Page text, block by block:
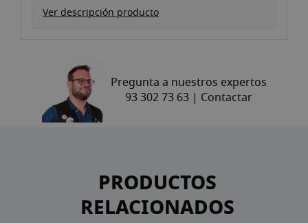
Ver descripción producto
Pregunta a nuestros expertos
93 302 73 63 | Contactar
PRODUCTOS
RELACIONADOS